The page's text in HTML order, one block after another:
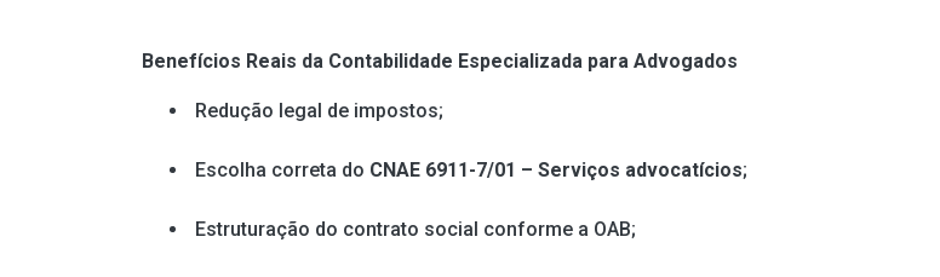
Benefícios Reais da Contabilidade Especializada para Advogados
Redução legal de impostos;
Escolha correta do CNAE 6911-7/01 – Serviços advocatícios;
Estruturação do contrato social conforme a OAB;